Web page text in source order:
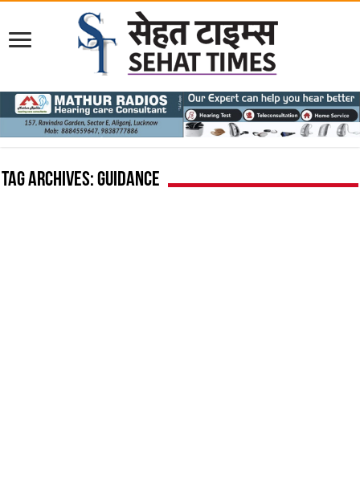
Tag Archives:guidance